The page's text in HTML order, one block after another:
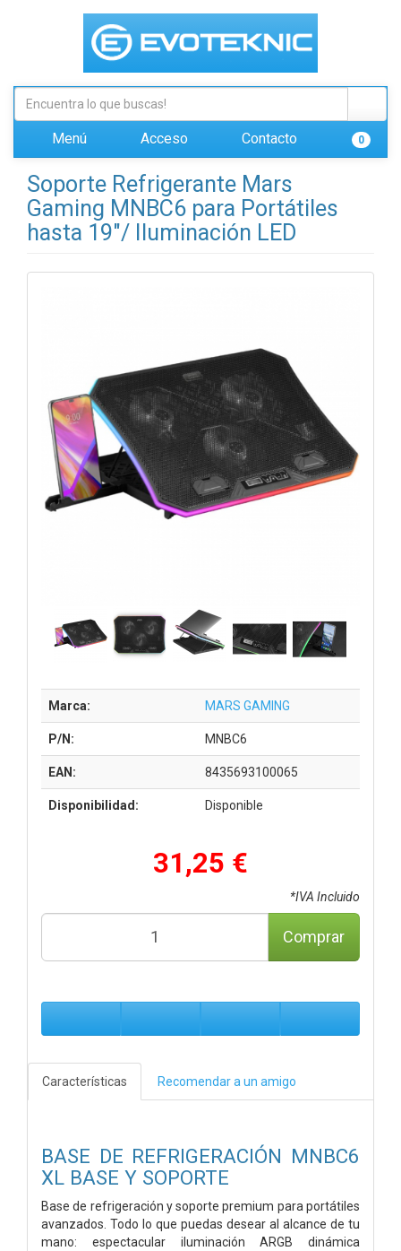
Menú Acceso Contacto 0
Soporte Refrigerante Mars
Gaming MNBC6 para Portátiles
hasta 19"/ Iluminación LED
Marca: MARS GAMING
P/N: MNBC6
EAN: 8435693100065
Disponibilidad: Disponible
31,25 €
*IVA Incluido
Comprar
Características Recomendar a un amigo
BASE DE REFRIGERACIÓN MNBC6
XL BASE Y SOPORTE
Base de refrigeración y soporte premium para portátiles
avanzados. Todo lo que puedas desear al alcance de tu
mano: espectacular iluminación ARGB dinámica